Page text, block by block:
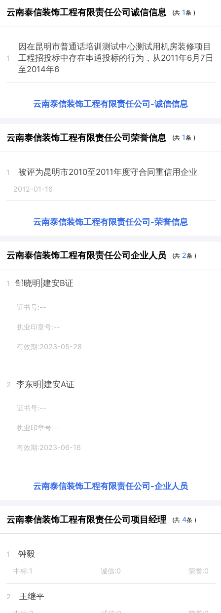
云南泰信装饰工程有限责任公司诚信信息 (共 1条 )
1
因在昆明市普通话培训测试中心测试用机房装修项目
工程招投标中存在串通投标的行为，从2011年6月7日
至2014年6
云南泰信装饰工程有限责任公司 -诚信信息
云南泰信装饰工程有限责任公司荣誉信息 (共 1条 )
1 被评为昆明市2010至2011年度守合同重信用企业
2012-01-16
云南泰信装饰工程有限责任公司 -荣誉信息
云南泰信装饰工程有限责任公司企业人员 (共 2条 )
1 邹晓明 |建安B证
证书号:--
执业印章号:--
有效期:2023-05-28
2 李东明 |建安A证
证书号:--
执业印章号:--
有效期:2023-06-16
云南泰信装饰工程有限责任公司 -企业人员
云南泰信装饰工程有限责任公司项目经理 (共4条 )
1 钟毅
中标:1 诚信:0 荣誉:0
2 王继平